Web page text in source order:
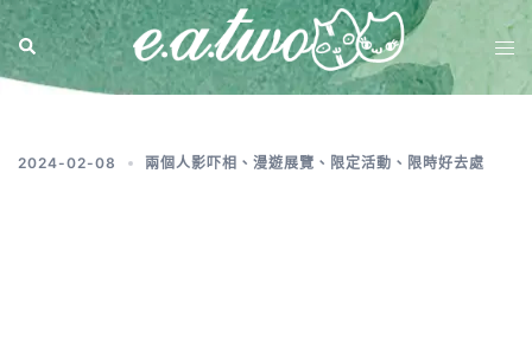
2024-02-08 兩個人影吓相 、 漫遊展覽 、 限定活動 、 限時好去處